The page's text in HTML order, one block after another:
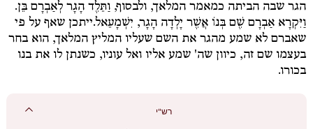
הגר שבה הביתה כמאמר המלאך, ולבסוף, וַתֵּלֶד הָגָר לְאַבְרָם בֵּן.
וַיִּקְרָא אַבְרָם שֶׁם בְּנוֹ אֲשֶׁר יָלְדָה הָגָר, יִשְׁמָעֵאל.ייתכן שאף על פי
שאברם לא שמע מהגר את השם שעליו המליץ המלאך, הוא בחר
בעצמו שם זה, כיוון שה' שמע אליו ואל עוניו, כשנתן לו את בנו
בכורו.
רש"י